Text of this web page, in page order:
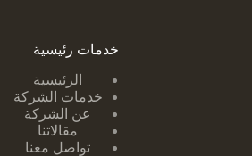
خدمات رئيسية
الرئيسية
خدمات الشركة
عن الشركة
مقالاتنا
تواصل معنا